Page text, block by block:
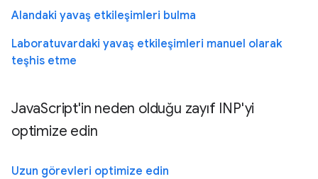
Alandaki yavaş etkileşimleri bulma
Laboratuvardaki yavaş etkileşimleri manuel olarak
teşhis etme
JavaScript'in neden olduğu zayıf INP'yi
optimize edin
Uzun görevleri optimize edin